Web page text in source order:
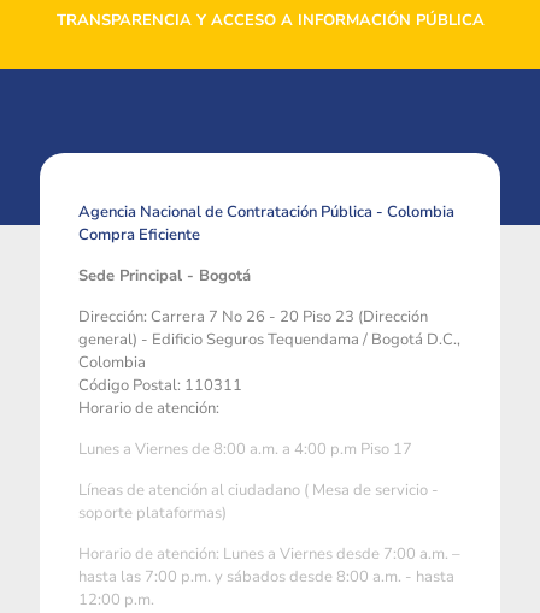
TRANSPARENCIA Y ACCESO A INFORMACIÓN PÚBLICA
Agencia Nacional de Contratación Pública - Colombia
Compra Eficiente
Sede Principal - Bogotá
Dirección: Carrera 7 No 26 - 20 Piso 23 (Dirección
general) - Edificio Seguros Tequendama / Bogotá D.C.,
Colombia
Código Postal: 110311
Horario de atención:
Lunes a Viernes de 8:00 a.m. a 4:00 p.m Piso 17
Líneas de atención al ciudadano ( Mesa de servicio -
soporte plataformas)
Horario de atención: Lunes a Viernes desde 7:00 a.m. –
hasta las 7:00 p.m. y sábados desde 8:00 a.m. - hasta
12:00 p.m.